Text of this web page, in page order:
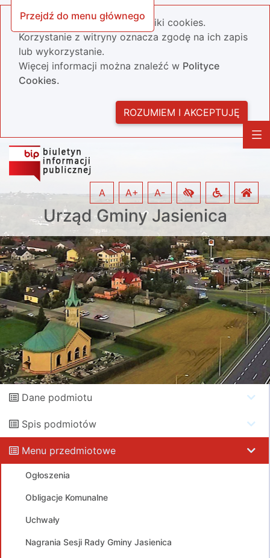
Przejdź do menu głównego
Nasza strona wykorzystuje pliki cookies.
Korzystanie z witryny oznacza zgodę na ich zapis
lub wykorzystanie.
Więcej informacji można znaleźć w Polityce
Cookies.
ROZUMIEM I AKCEPTUJĘ
Urząd Gminy Jasienica
A A+ A-
Dane podmiotu
Spis podmiotów
Menu przedmiotowe
Ogłoszenia
Obligacje Komunalne
Uchwały
Nagrania Sesji Rady Gminy Jasienica